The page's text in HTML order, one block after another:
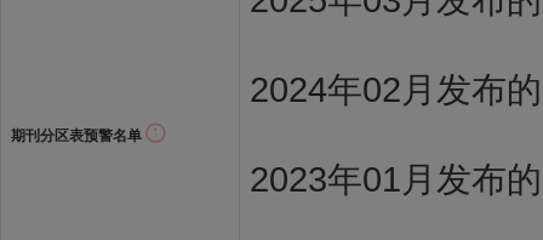
期刊分区表预警名单
2024年02月发布
2023年01月发布